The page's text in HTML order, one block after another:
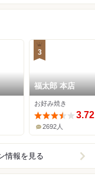
3
福太郎 本店
お好み焼き
3.72
2692人
情報を見る